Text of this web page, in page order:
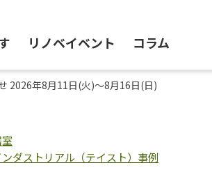
リノベイベント コラム
2026年8月11日(火)～8月16日(日)
ンダストリアル（テイスト）事例